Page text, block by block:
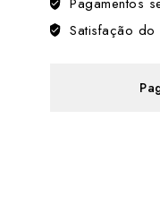
Satisfação do